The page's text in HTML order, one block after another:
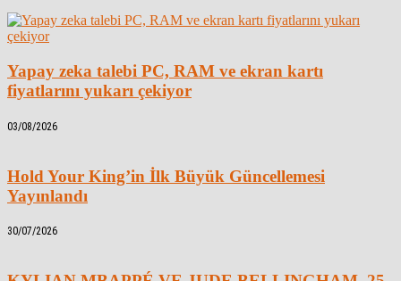
Yapay zeka talebi PC, RAM ve ekran kartı
fiyatlarını yukarı çekiyor
03/08/2026
Hold Your King’in İlk Büyük Güncellemesi
Yayınlandı
30/07/2026